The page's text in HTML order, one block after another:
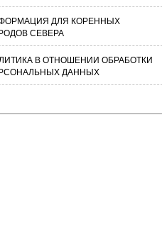
ДЛЯ КОРЕННЫХ
СЕВЕРА
В ОТНОШЕНИИ ОБРАБОТКИ
ДАННЫХ